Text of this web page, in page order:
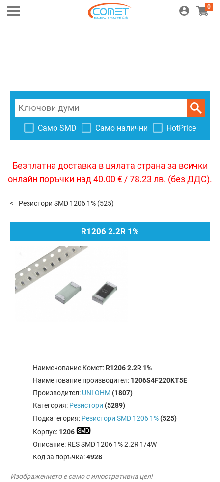
0
Само SMD Само налични HotPrice
Безплатна доставка в цялата страна за всички
онлайн поръчки над 40.00 € / 78.23 лв. (без ДДС).
Резистори SMD 1206 1% (525)
R1206 2.2R 1%
Наименование Комет: R1206 2.2R 1%
Наименование производител: 1206S4F220KT5E
Производител: UNI OHM (1807)
Категория: Резистори (5289)
Подкатегория: Резистори SMD 1206 1%(525)
Корпус: 1206
Описание: RES SMD 1206 1% 2.2R 1/4W
Код за поръчка:4928
Изображението е само с илюстративна цел!